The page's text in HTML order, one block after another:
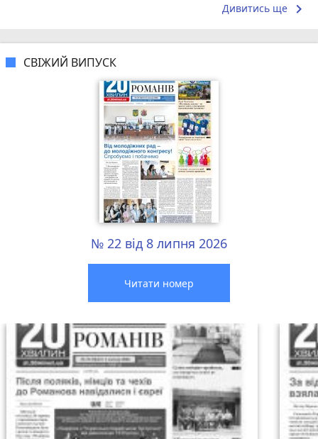
Дивитись ще keyboard_arrow_right
СВІЖИЙ ВИПУСК
№ 22 від 8 липня 2026
Читати номер